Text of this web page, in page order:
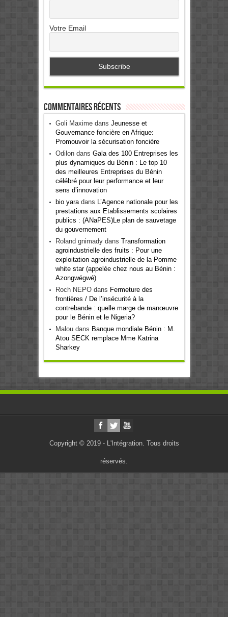
Votre Email
Commentaires récents
Goli Maximedans Jeunesse et
Gouvernance foncière en Afrique:
Promouvoir la sécurisation foncière
Odilondans Gala des 100 Entreprises les
plus dynamiques du Bénin : Le top 10
des meilleures Entreprises du Bénin
célébré pour leur performance et leur
sens d’innovation
bio yaradans
L’Agence nationale pour les
prestations aux Etablissements scolaires
publics : (ANaPES)Le plan de sauvetage
du gouvernement
Roland gnimadydans Transformation
agroindustrielle des fruits : Pour une
exploitation agroindustrielle de la Pomme
white star (appelée chez nous au Bénin :
Azongwégwé)
Roch NEPOdans Fermeture des
frontières / De l’insécurité à la
contrebande : quelle marge de manœuvre
pour le Bénin et le Nigeria?
Maloudans Banque mondiale Bénin : M.
Atou SECK remplace Mme Katrina
Sharkey
Copyright © 2019 - L'Intégration. Tous droits
réservés.